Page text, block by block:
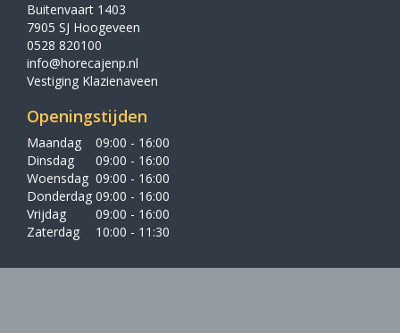
Buitenvaart 1403
7905 SJ Hoogeveen
0528 820100
info@horecajenp.nl
Vestiging Klazienaveen
Openingstijden
Maandag
09:00 - 16:00
Dinsdag
09:00 - 16:00
Woensdag 09:00 - 16:00
Donderdag 09:00 - 16:00
Vrijdag
09:00 - 16:00
Zaterdag
10:00 - 11:30